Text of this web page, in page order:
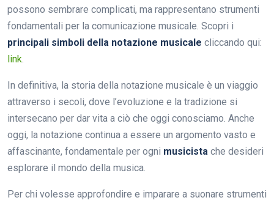
possono sembrare complicati, ma rappresentano strumenti
fondamentali per la comunicazione musicale. Scopri i
principali simboli della notazione musicale cliccando qui:
link.
In definitiva, la storia della notazione musicale è un viaggio
attraverso i secoli, dove l’evoluzione e la tradizione si
intersecano per dar vita a ciò che oggi conosciamo. Anche
oggi, la notazione continua a essere un argomento vasto e
affascinante, fondamentale per ogni musicista che desideri
esplorare il mondo della musica.
Per chi volesse approfondire e imparare a suonare strumenti